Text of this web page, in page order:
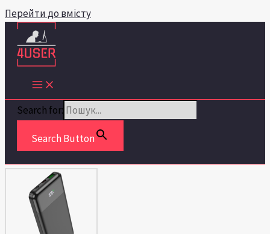
Перейти до вмісту
Search for:
Search Button